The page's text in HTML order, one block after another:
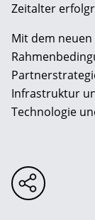
Zeitalter
Mit dem
Infrastruktur
Technologie